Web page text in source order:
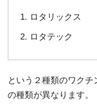
ロタリックス
ロタテック
という２種類のワク
の種類が異なります。